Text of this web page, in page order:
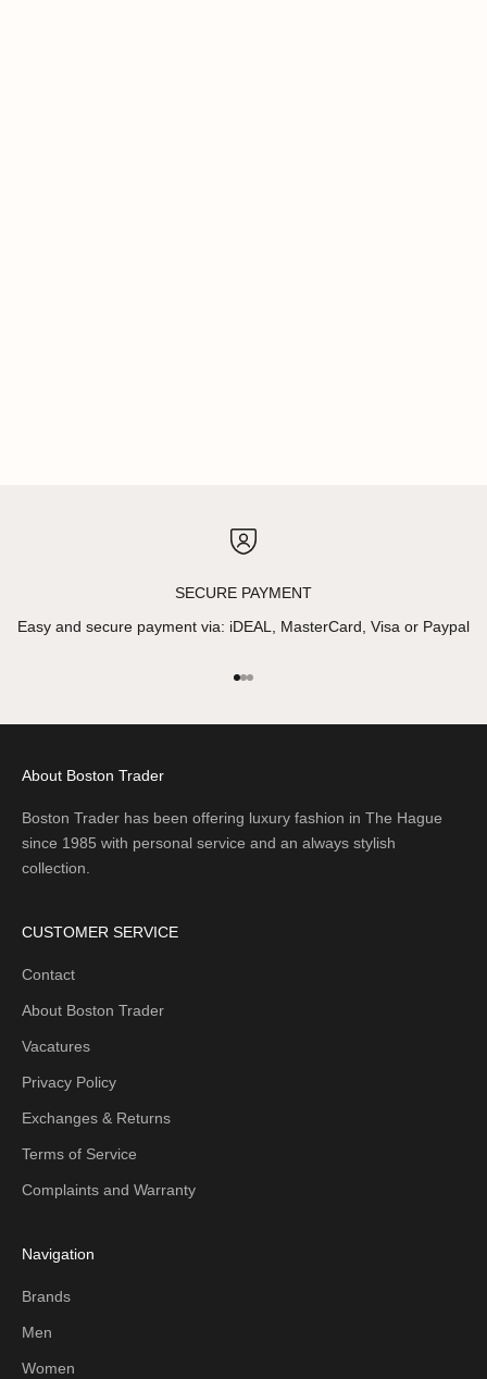
SECURE PAYMENT
Easy and secure payment via: iDEAL, MasterCard, Visa or Paypal
Go to item 1
Go to item 2
Go to item 3
About Boston Trader
Boston Trader has been offering luxury fashion in The Hague
since 1985 with personal service and an always stylish
collection.
CUSTOMER SERVICE
Contact
About Boston Trader
Vacatures
Privacy Policy
Exchanges & Returns
Terms of Service
Complaints and Warranty
Navigation
Brands
Men
Women